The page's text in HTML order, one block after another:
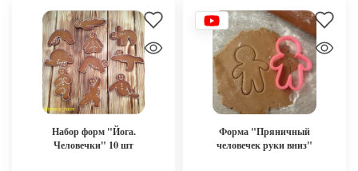
Набор форм "Йога.
Человечки" 10 шт
Форма "Пряничный
человечек руки вниз"